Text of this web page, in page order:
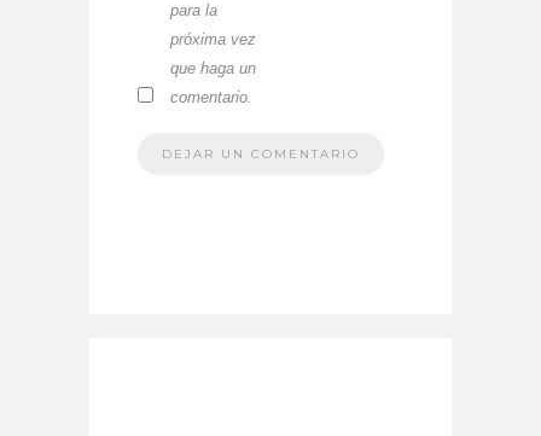
para la
próxima vez
que haga un
comentario.